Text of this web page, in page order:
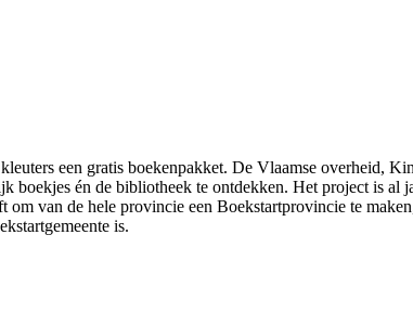
een gratis boekenpakket. De Vlaamse overheid,
én de bibliotheek te ontdekken. Het project is al
van de hele provincie een Boekstartprovincie te
is.